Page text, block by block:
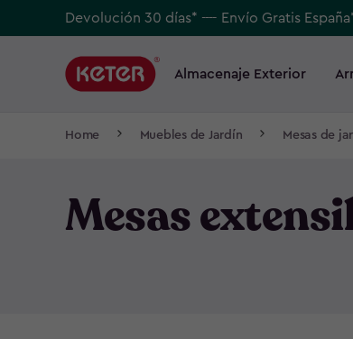
to
Devolución 30 días* ---- Envío Gratis
navigation
Almacenaje Exterior
Main
Home Muebles de Jardín Mesas de
Mesas